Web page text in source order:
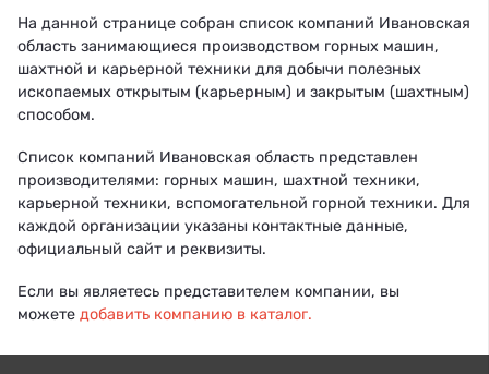
На данной странице собран список компаний Ивановская
область занимающиеся производством горных машин,
шахтной и карьерной техники для добычи полезных
ископаемых открытым (карьерным) и закрытым (шахтным)
способом.
Список компаний Ивановская область представлен
производителями: горных машин, шахтной техники,
карьерной техники, вспомогательной горной техники. Для
каждой организации указаны контактные данные,
официальный сайт и реквизиты.
Если вы являетесь представителем компании, вы
можете добавить компанию в каталог.